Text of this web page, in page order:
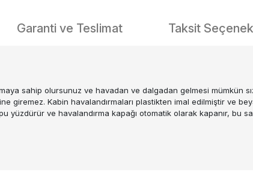
Garanti ve Teslimat Taksit
sahip olursunuz ve havadan ve dalgadan gelmesi mümkün
giremez. Kabin havalandırmaları plastikten imal edilmiştir ve
yüzdürür ve havalandırma kapağı otomatik olarak kapanır, bu